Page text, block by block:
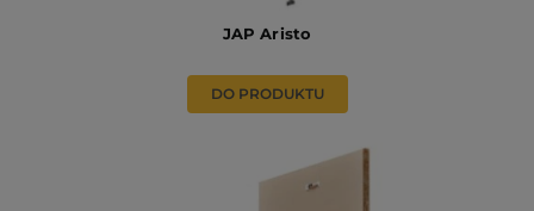
JAP Aristo
DO PRODUKTU